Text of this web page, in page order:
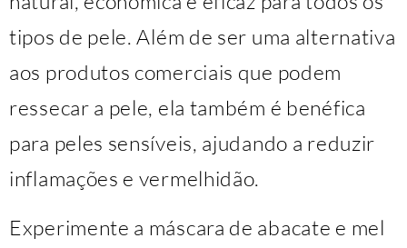
tipos de pele. Além de ser uma alternativa
aos produtos comerciais que podem
ressecar a pele, ela também é benéfica
para peles sensíveis, ajudando a reduzir
inflamações e vermelhidão.
Experimente a máscara de abacate e mel